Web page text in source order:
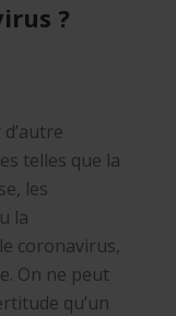
?
telles que la
les
la
coronavirus,
On ne peut
qu’un